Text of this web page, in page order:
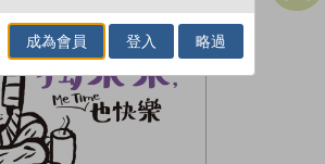
成為會員 登入 略過